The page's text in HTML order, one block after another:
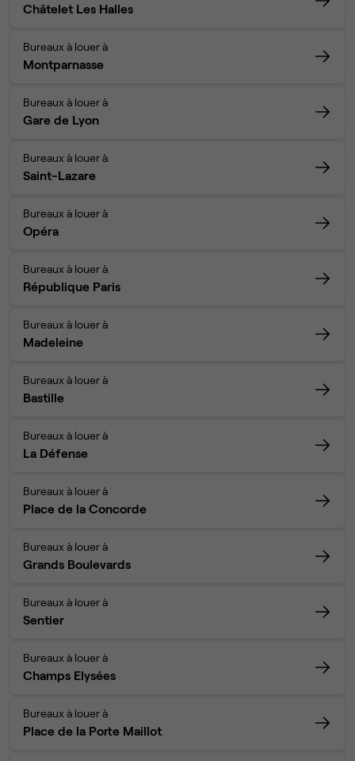
Châtelet Les Halles
Bureaux à louer à
Montparnasse
Bureaux à louer à
Gare de Lyon
Bureaux à louer à
Saint-Lazare
Bureaux à louer à
Opéra
Bureaux à louer à
République Paris
Bureaux à louer à
Madeleine
Bureaux à louer à
Bastille
Bureaux à louer à
La Défense
Bureaux à louer à
Place de la Concorde
Bureaux à louer à
Grands Boulevards
Bureaux à louer à
Sentier
Bureaux à louer à
Champs Elysées
Bureaux à louer à
Place de la Porte Maillot